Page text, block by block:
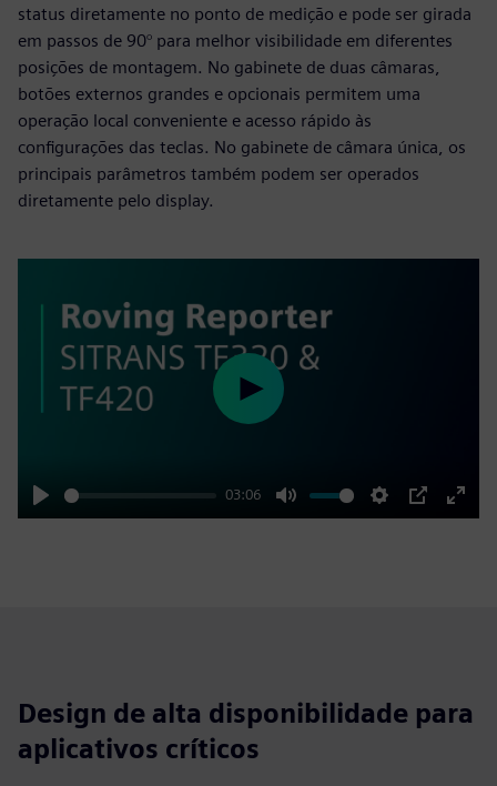
status diretamente no ponto de medição e pode ser girada
em passos de 90° para melhor visibilidade em diferentes
posições de montagem. No gabinete de duas câmaras,
botões externos grandes e opcionais permitem uma
operação local conveniente e acesso rápido às
configurações das teclas. No gabinete de câmara única, os
principais parâmetros também podem ser operados
diretamente pelo display.
Play
03:06
Mute Settings
PIP
Enter
Play
Design de alta disponibilidade para
aplicativos críticos